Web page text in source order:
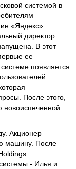
системой в
«Яндекс»
директор
В этот
ее
появляется
После этого,
новоиспеченной
Акционер
машину. После
- Илья и